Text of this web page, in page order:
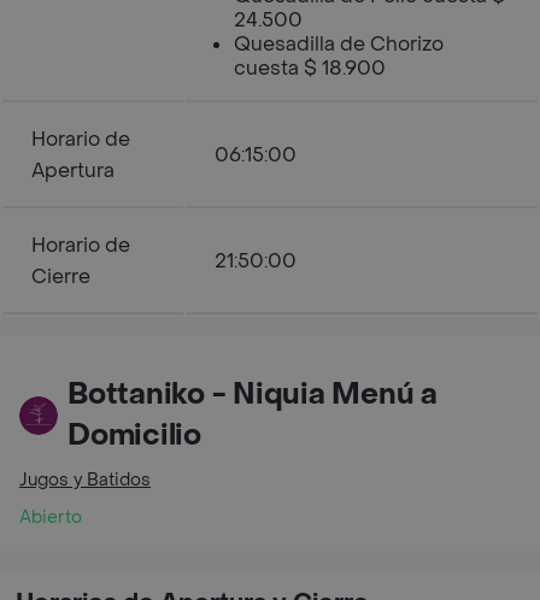
24.500
Quesadilla de Chorizo
cuesta $ 18.900
Horario de
Apertura
06:15:00
Horario de
Cierre
21:50:00
Bottaniko - Niquia Menú a
Domicilio
Jugos y Batidos
Abierto